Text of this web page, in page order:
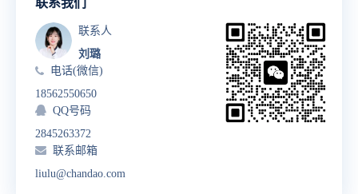
联系我们
联系人
刘璐
电话(微信)
18562550650
QQ号码
2845263372
联系邮箱
liulu@chandao.com